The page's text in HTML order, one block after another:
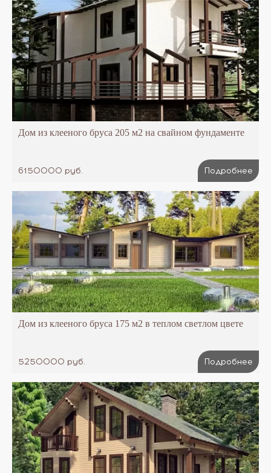
Дом из клееного бруса 205 м2 на свайном фундаменте
6150000 руб. Подробнее
Дом из клееного бруса 175 м2 в теплом светлом цвете
5250000 руб. Подробнее